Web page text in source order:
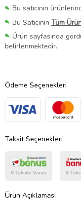
Bu satıcının
Bu Satıcının Tüm
Ürün sayfasında
belirlenmektedir.
Ödeme Seçenekleri
Taksit Seçenekleri
Ürün Açıklaması